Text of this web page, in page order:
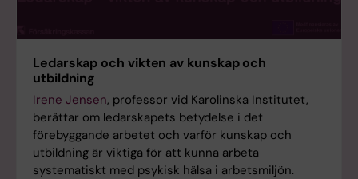
Ledarskap och vikten av kunskap och
utbildning
Irene Jensen, professor vid Karolinska Institutet,
berättar om ledarskapets betydelse i det
förebyggande arbetet och varför kunskap och
utbildning är viktiga för att kunna arbeta
systematiskt med psykisk hälsa i arbetsmiljön.